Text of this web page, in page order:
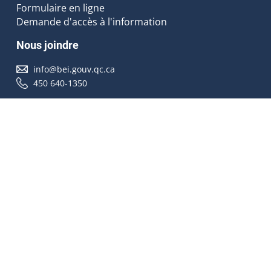
Formulaire en ligne
Demande d'accès à l'information
Nous joindre
info@bei.gouv.qc.ca
450 640-1350